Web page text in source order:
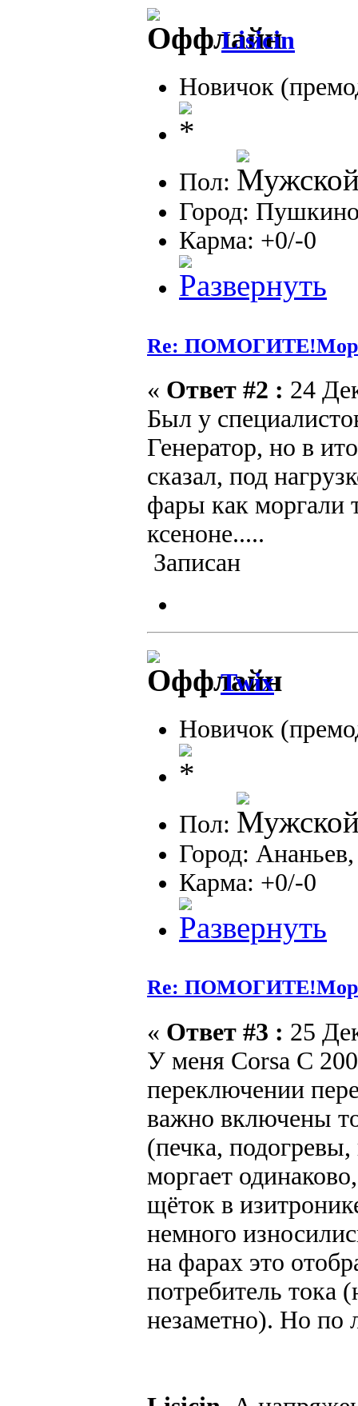
Lisicin
Новичок
Пол:
Город:
Карма: +0/-0
Re:
« Ответ #2 : 24
Был у
Генератор, но в
сказал, под
фары как моргали
ксеноне.....
Записан
Twix
Новичок
Пол:
Город:
Карма: +0/-0
Re:
« Ответ #3 : 25
У меня Corsa C
переключении
важно включены
(печка,
моргает
щёток в
немного
на фарах это
потребитель тока
незаметно). Но по